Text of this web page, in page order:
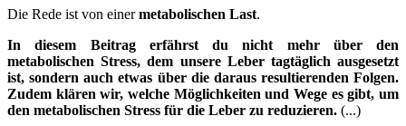
Die Rede ist von einermetabolischen Last.
In diesem Beitrag erfährst du nicht mehr über den
metabolischen Stress, dem unsere Leber tagtäglich ausgesetzt
ist, sondern auch etwas über die daraus resultierenden Folgen.
Zudem klären wir, welche Möglichkeiten und Wege es gibt, um
den metabolischen Stress für die Leber zu reduzieren. (...)